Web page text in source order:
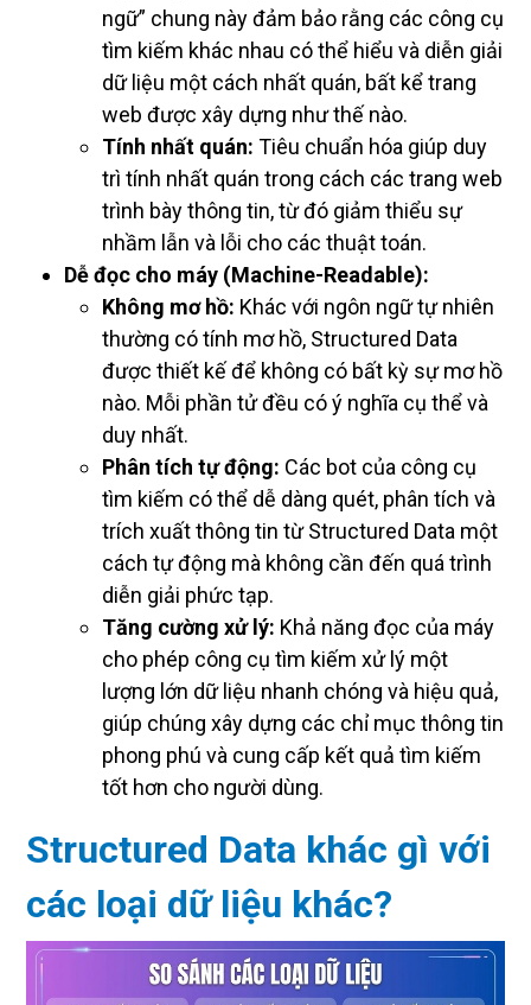
ngữ” chung này đảm bảo rằng các công cụ
tìm kiếm khác nhau có thể hiểu và diễn giải
dữ liệu một cách nhất quán, bất kể trang
web được xây dựng như thế nào.
Tính nhất quán: Tiêu chuẩn hóa giúp duy
trì tính nhất quán trong cách các trang web
trình bày thông tin, từ đó giảm thiểu sự
nhầm lẫn và lỗi cho các thuật toán.
Dễ đọc cho máy (Machine-Readable):
Không mơ hồ: Khác với ngôn ngữ tự nhiên
thường có tính mơ hồ, Structured Data
được thiết kế để không có bất kỳ sự mơ hồ
nào. Mỗi phần tử đều có ý nghĩa cụ thể và
duy nhất.
Phân tích tự động: Các bot của công cụ
tìm kiếm có thể dễ dàng quét, phân tích và
trích xuất thông tin từ Structured Data một
cách tự động mà không cần đến quá trình
diễn giải phức tạp.
Tăng cường xử lý: Khả năng đọc của máy
cho phép công cụ tìm kiếm xử lý một
lượng lớn dữ liệu nhanh chóng và hiệu quả,
giúp chúng xây dựng các chỉ mục thông tin
phong phú và cung cấp kết quả tìm kiếm
tốt hơn cho người dùng.
Structured Data khác gì với
các loại dữ liệu khác?